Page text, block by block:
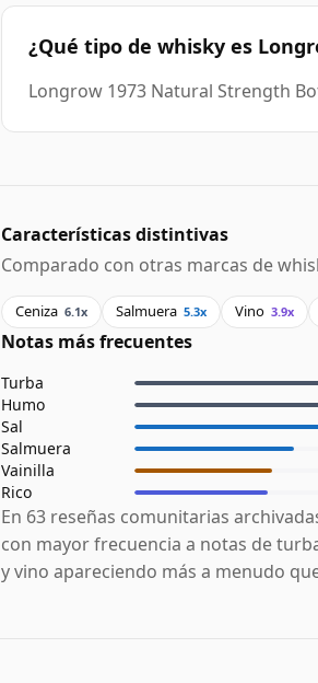
¿Qué tipo de whisky es
Longrow 1973 Natural Strength
Características distintivas
Comparado con otras marcas de
Ceniza 6.1x Salmuera 5.3x Vino 3.9x
Notas más frecuentes
Turba
Humo
Sal
Salmuera
Vainilla
Rico
En 63 reseñas comunitarias
con mayor frecuencia a notas de
y vino apareciendo más a menudo